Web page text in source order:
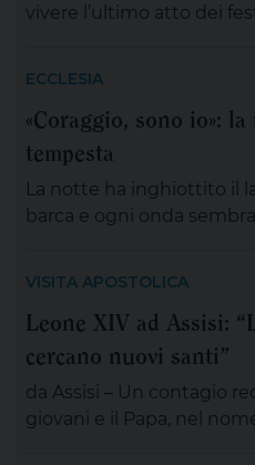
vivere l’ultimo atto dei
Oggi, venerdì 7 agosto la
accoglierà l’arcivescovo
mons.Angelo Panzetta,
importante, che […]
ECCLESIA
«Coraggio, sono io»:
tempesta
La notte ha inghiottito il
barca e ogni onda
prende spazio, le
ciò che potrebbe salvarci
VISITA APOSTOLICA
Leone XIV ad Assisi:
cercano nuovi santi”
da Assisi – Un contagio
giovani e il Papa, nel